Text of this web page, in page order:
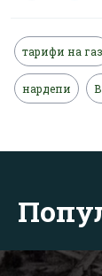
тарифи на газ
нардепи